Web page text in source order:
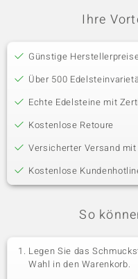
Ihre
Günstige
Über 500
Echte Edelsteine mit
Kostenlose Retoure
Versicherter Versand mit
Kostenlose
So
Legen Sie das
Wahl in den Warenkorb.